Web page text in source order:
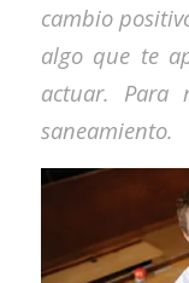
cambio
algo que te
actuar. Para
saneamiento.